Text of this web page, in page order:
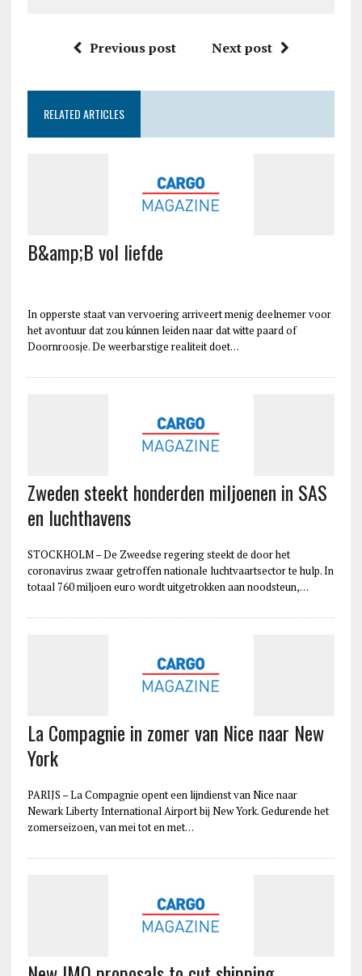
Previous post Next post
RELATED ARTICLES
B&amp;B vol liefde
In opperste staat van vervoering arriveert menig deelnemer voor
het avontuur dat zou kúnnen leiden naar dat witte paard of
Doornroosje. De weerbarstige realiteit doet…
Zweden steekt honderden miljoenen in SAS
en luchthavens
STOCKHOLM – De Zweedse regering steekt de door het
coronavirus zwaar getroffen nationale luchtvaartsector te hulp. In
totaal 760 miljoen euro wordt uitgetrokken aan noodsteun,…
La Compagnie in zomer van Nice naar New
York
PARIJS – La Compagnie opent een lijndienst van Nice naar
Newark Liberty International Airport bij New York. Gedurende het
zomerseizoen, van mei tot en met…